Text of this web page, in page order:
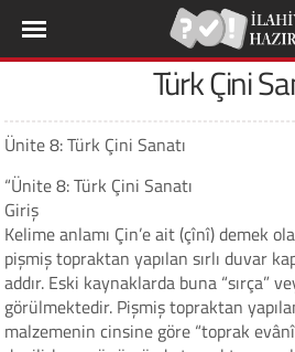
Türk Çini
Ünite 8: Türk Çini Sanatı
“Ünite 8: Türk Çini Sanatı
Giriş
Kelime anlamı Çin’e ait (çînî) demek
pişmiş topraktan yapılan sırlı duvar
addır. Eski kaynaklarda buna “sırça”
görülmektedir. Pişmiş topraktan
malzemenin cinsine göre “toprak